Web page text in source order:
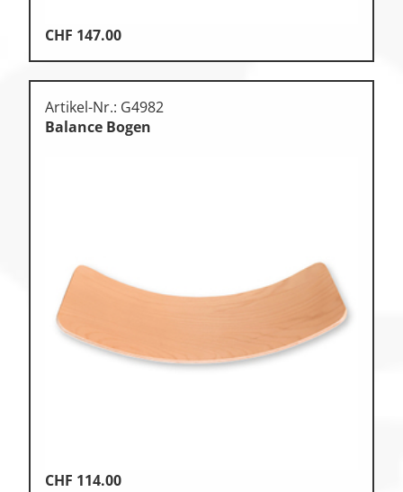
CHF 147.00
Artikel-Nr.: G4982
Balance Bogen
CHF 114.00